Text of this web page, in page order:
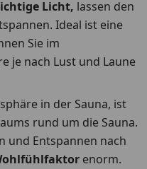
Licht, lassen den
Ideal ist eine
Sie im
je nach Lust und Laune
in der Sauna, ist
rund um die Sauna.
und Entspannen nach
enorm.